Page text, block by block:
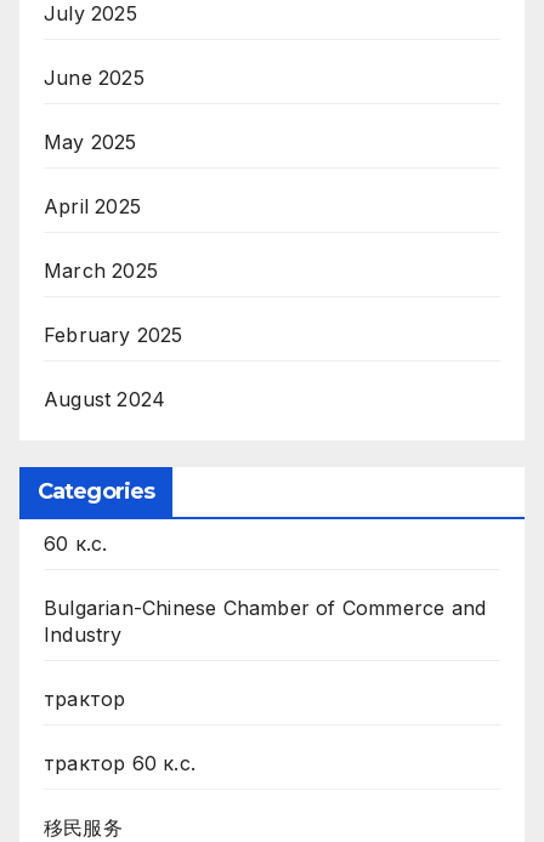
July 2025
June 2025
May 2025
April 2025
March 2025
February 2025
August 2024
Categories
60 к.с.
Bulgarian-Chinese Chamber of Commerce and
Industry
трактор
трактор 60 к.с.
移民服务